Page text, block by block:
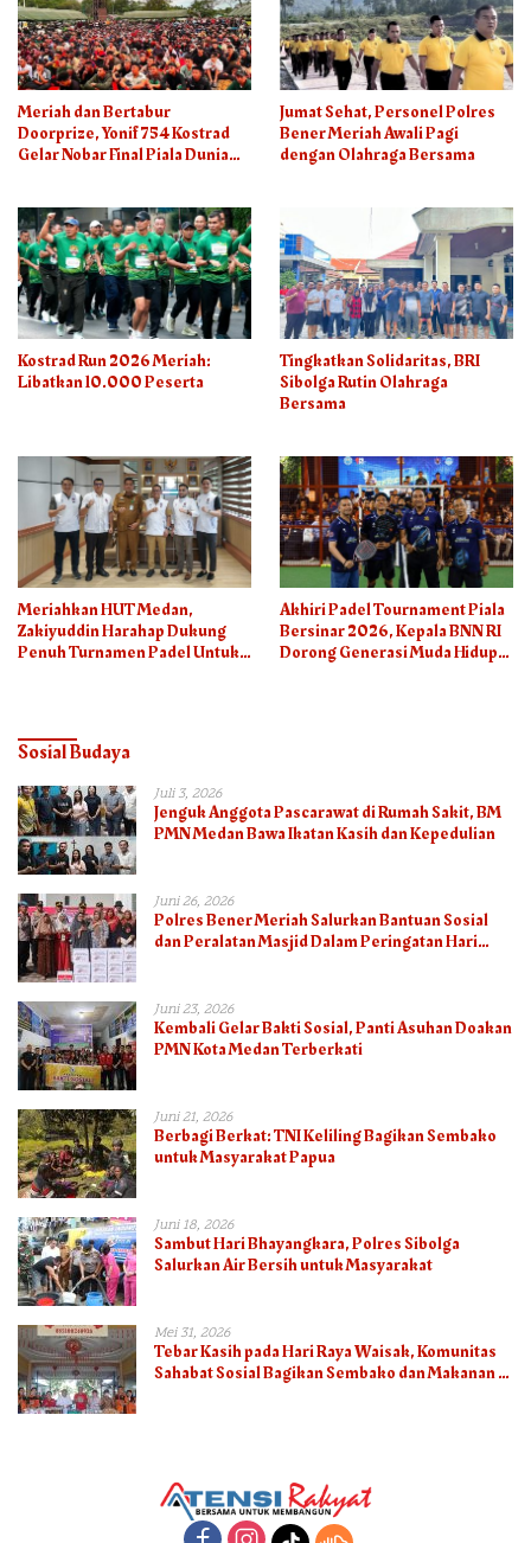
Meriah dan Bertabur
Doorprize, Yonif 754 Kostrad
Gelar Nobar Final Piala Dunia
Jumat Sehat, Personel Polres
Bener Meriah Awali Pagi
dengan Olahraga Bersama
Kostrad Run 2026 Meriah:
Libatkan 10.000 Peserta
Tingkatkan Solidaritas, BRI
Sibolga Rutin Olahraga
Bersama
Meriahkan HUT Medan,
Zakiyuddin Harahap Dukung
Penuh Turnamen Padel Untuk
Akhiri Padel Tournament Piala
Bersinar 2026, Kepala BNN RI
Dorong Generasi Muda Hidup
Sosial Budaya
Juli 3, 2026
Jenguk Anggota Pascarawat di Rumah Sakit, BM
PMN Medan Bawa Ikatan Kasih dan Kepedulian
Juni 26, 2026
Polres Bener Meriah Salurkan Bantuan Sosial
dan Peralatan Masjid Dalam Peringatan Hari
Juni 23, 2026
Kembali Gelar Bakti Sosial, Panti Asuhan Doakan
PMN Kota Medan Terberkati
Juni 21, 2026
Berbagi Berkat: TNI Keliling Bagikan Sembako
untuk Masyarakat Papua
Juni 18, 2026
Sambut Hari Bhayangkara, Polres Sibolga
Salurkan Air Bersih untuk Masyarakat
Mei 31, 2026
Tebar Kasih pada Hari Raya Waisak, Komunitas
Sahabat Sosial Bagikan Sembako dan Makanan di